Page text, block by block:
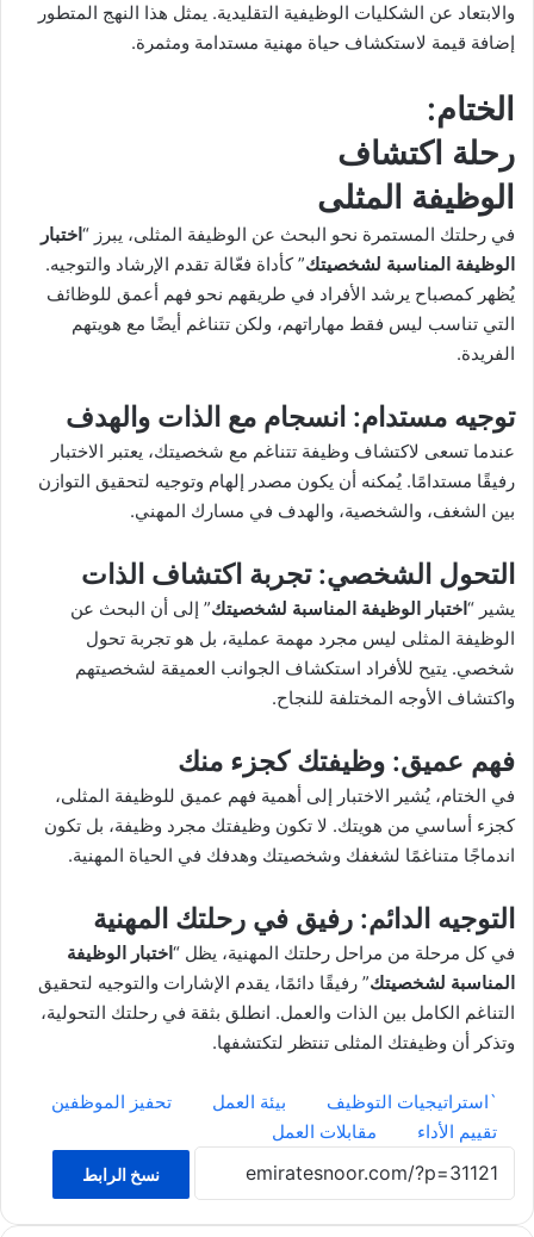
والابتعاد عن الشكليات الوظيفية التقليدية. يمثل هذا النهج المتطور
إضافة قيمة لاستكشاف حياة مهنية مستدامة ومثمرة.
الختام:
رحلة اكتشاف
الوظيفة المثلى
في رحلتك المستمرة نحو البحث عن الوظيفة المثلى، يبرز “اختبار
الوظيفة المناسبة لشخصيتك” كأداة فعّالة تقدم الإرشاد والتوجيه.
يُظهر كمصباح يرشد الأفراد في طريقهم نحو فهم أعمق للوظائف
التي تناسب ليس فقط مهاراتهم، ولكن تتناغم أيضًا مع هويتهم
الفريدة.
توجيه مستدام: انسجام مع الذات والهدف
عندما تسعى لاكتشاف وظيفة تتناغم مع شخصيتك، يعتبر الاختبار
رفيقًا مستدامًا. يُمكنه أن يكون مصدر إلهام وتوجيه لتحقيق التوازن
بين الشغف، والشخصية، والهدف في مسارك المهني.
التحول الشخصي: تجربة اكتشاف الذات
يشير “اختبار الوظيفة المناسبة لشخصيتك” إلى أن البحث عن
الوظيفة المثلى ليس مجرد مهمة عملية، بل هو تجربة تحول
شخصي. يتيح للأفراد استكشاف الجوانب العميقة لشخصيتهم
واكتشاف الأوجه المختلفة للنجاح.
فهم عميق: وظيفتك كجزء منك
في الختام، يُشير الاختبار إلى أهمية فهم عميق للوظيفة المثلى،
كجزء أساسي من هويتك. لا تكون وظيفتك مجرد وظيفة، بل تكون
اندماجًا متناغمًا لشغفك وشخصيتك وهدفك في الحياة المهنية.
التوجيه الدائم: رفيق في رحلتك المهنية
في كل مرحلة من مراحل رحلتك المهنية، يظل “اختبار الوظيفة
المناسبة لشخصيتك” رفيقًا دائمًا، يقدم الإشارات والتوجيه لتحقيق
التناغم الكامل بين الذات والعمل. انطلق بثقة في رحلتك التحولية،
وتذكر أن وظيفتك المثلى تنتظر لتكتشفها.
`استراتيجيات التوظيف بيئة العمل
تحفيز الموظفين
تقييم الأداء
مقابلات العمل
نسخ الرابط